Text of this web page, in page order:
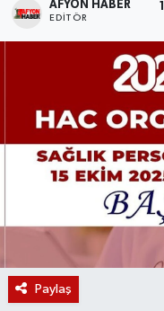
AFYON HABER
EDITÖR
Paylaş
Magazin
Etkinlikler